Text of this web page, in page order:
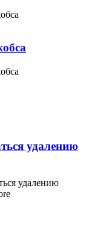
удалению